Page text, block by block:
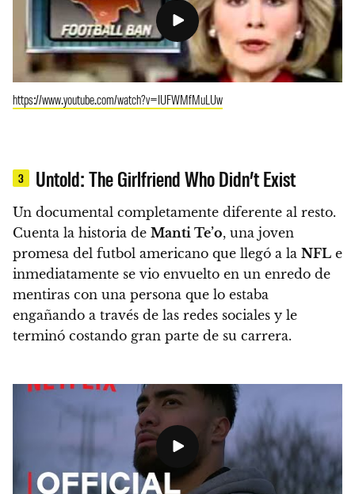
https://www.youtube.com/watch?v=IUFWMfMuLUw
3 Untold: The Girlfriend Who Didn’t Exist
Un documental completamente diferente al resto.
Cuenta la historia de Manti Te’o, una joven
promesa del futbol americano que llegó a la NFL e
inmediatamente se vio envuelto en un enredo de
mentiras con una persona que lo estaba
engañando a través de las redes sociales y le
terminó costando gran parte de su carrera.